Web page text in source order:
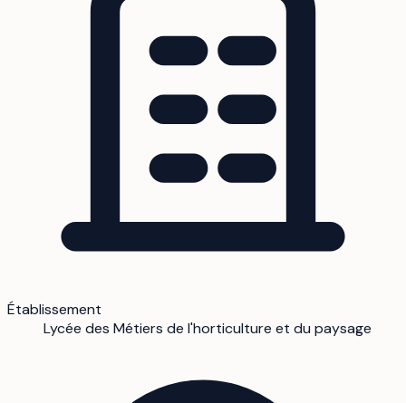
Établissement
Lycée des Métiers de l'horticulture et du paysage